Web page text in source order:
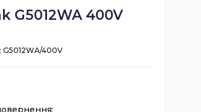
G5012WA 400V
G5012WA/400V